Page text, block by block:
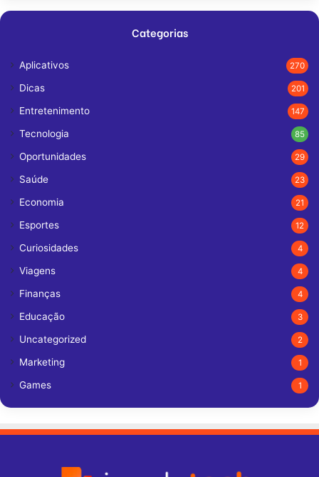
Categorias
Aplicativos 270
Dicas 201
Entretenimento 147
Tecnologia 85
Oportunidades 29
Saúde 23
Economia 21
Esportes 12
Curiosidades 4
Viagens 4
Finanças 4
Educação 3
Uncategorized 2
Marketing 1
Games 1